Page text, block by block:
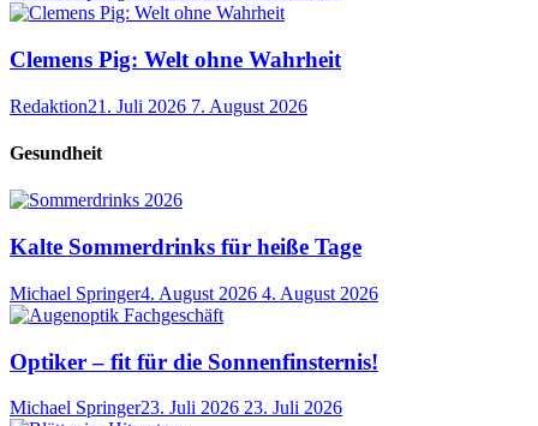
Clemens Pig: Welt ohne Wahrheit
Redaktion21. Juli 2026 7. August 2026
Gesundheit
Kalte Sommerdrinks für heiße Tage
Michael Springer4. August 2026 4. August 2026
Optiker – fit für die Sonnenfinsternis!
Michael Springer23. Juli 2026 23. Juli 2026